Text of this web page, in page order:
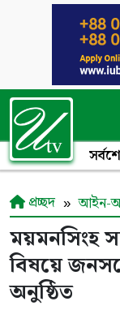
প্রচ্ছদ আইন-
ময়মনসিংহ
বিষয়ে
অনুষ্ঠিত